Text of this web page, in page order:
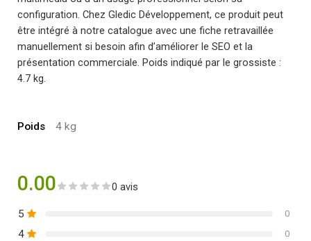
configuration. Chez Gledic Développement, ce produit peut
être intégré à notre catalogue avec une fiche retravaillée
manuellement si besoin afin d’améliorer le SEO et la
présentation commerciale. Poids indiqué par le grossiste :
4.7 kg.
Poids 4 kg
0.00 0 avis
5 0
4 0